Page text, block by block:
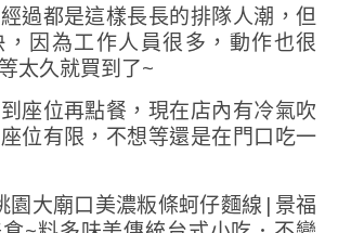
過都是這樣長長的排隊人潮，但
因為工作人員很多，動作也很
太久就買到了~
座位再點餐，現在店內有冷氣吹
位有限，不想等還是在門口吃一